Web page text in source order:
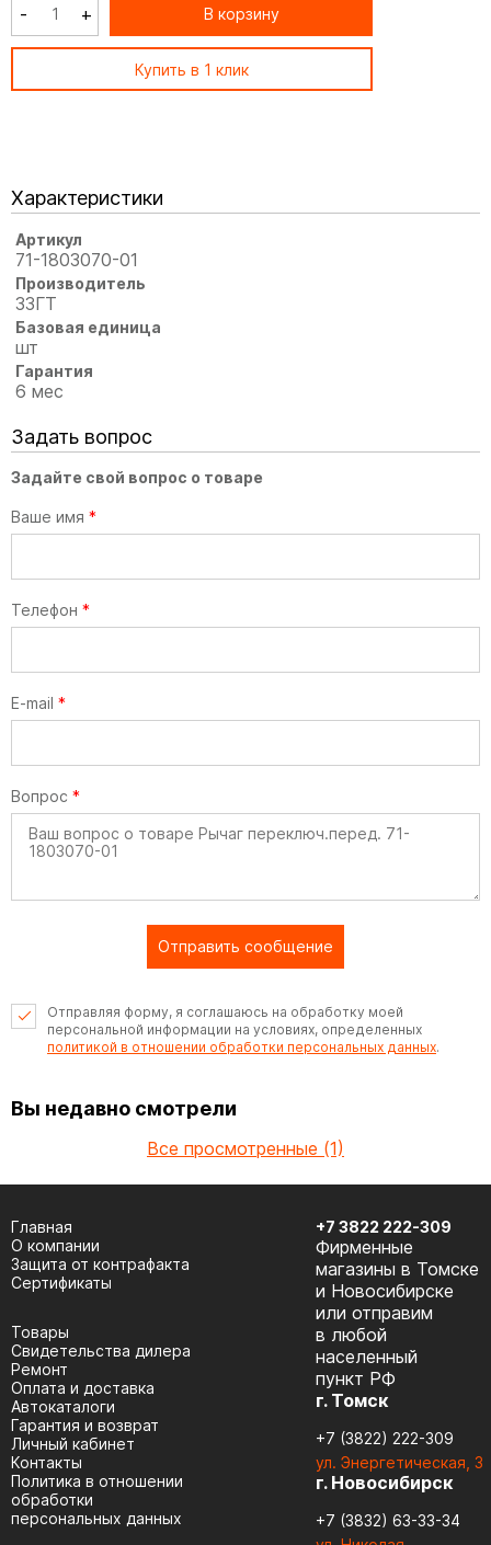
- + В корзину
Купить в 1 клик
Характеристики
Артикул
71-1803070-01
Производитель
ЗЗГТ
Базовая единица
шт
Гарантия
6 мес
Задать вопрос
Задайте свой вопрос о товаре
Ваше имя *
Телефон *
E-mail *
Вопрос *
Отправить сообщение
Отправляя форму, я соглашаюсь на обработку моей
персональной информации на условиях, определенных
политикой в отношении обработки персональных данных.
Вы недавно смотрели
Все просмотренные (1)
Главная
О компании
Защита от контрафакта
Сертификаты
Товары
Cвидетельства дилера
Ремонт
Оплата и доставка
Автокаталоги
Гарантия и возврат
Личный кабинет
Контакты
Политика в отношении
обработки
персональных данных
+7 3822 222-309
Фирменные
магазины в Томске
и Новосибирске
или отправим
в любой
населенный
пункт РФ
г. Томск
+7 (3822) 222-309
ул. Энергетическая, 3
г. Новосибирск
+7 (3832) 63-33-34